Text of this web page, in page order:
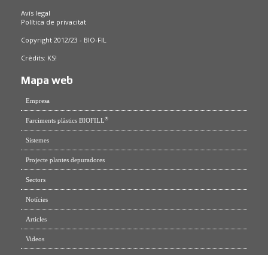
Avís legal
Política de privacitat
Copyright 2012/23 - BIO-FIL
Crèdits: KS!
Mapa web
Empresa
Farciments plàstics BIOFILL®
Sistemes
Projecte plantes depuradores
Sectors
Notícies
Articles
Videos